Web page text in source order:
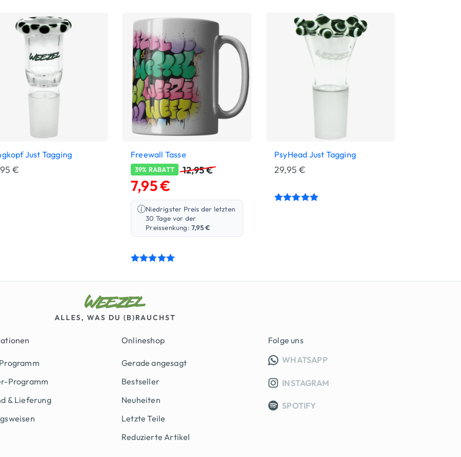
Just Tagging
€
Freewall Tasse
39% RABATT 12,95€
7,95€
Niedrigster Preis der letzten
30 Tage vor der
Preissenkung:7,95€
PsyHead Just Tagging
29,95€
ALLES, WAS DU (B)RAUCHST
Programm
& Lieferung
Onlineshop
Gerade angesagt
Bestseller
Neuheiten
Letzte Teile
Reduzierte Artikel
Folge uns
WHATSAPPINFO GRUPPE (OEFFNET IN
INSTAGRAM
SPOTIFY